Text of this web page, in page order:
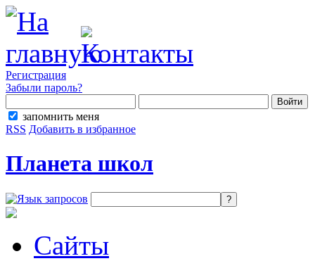
Регистрация
Забыли пароль?
запомнить меня
RSS Добавить в избранное
Планета школ
Сайты